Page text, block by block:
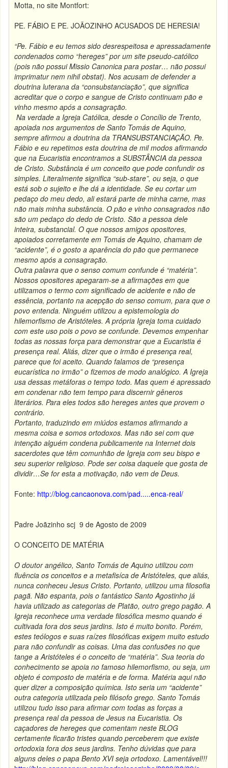
Motta, no site Montfort:
PE. FÁBIO E PE. JOÃOZINHO ACUSADOS DE HERESIA!
“Pe. Fábio e eu temos sido desrespeitosa e apressadamente
condenados como “hereges” por um site pseudo-católico
(pois não possui Missio Canonica para postar… não possui
imprimatur nem nihil obstat). Nos acusam de defender a
doutrina luterana da “consubstanciação”, que significa
acreditar que o corpo e sangue de Cristo continuam pão e
vinho mesmo após a consagração.
Na verdade a Igreja Católica, desde o Concílio de Trento,
apoiada nos argumentos de Santo Tomás de Aquino,
sempre afirmou a doutrina da TRANSUBSTANCIAÇÃO. Pe.
Fábio e eu repetimos esta doutrina de mil modos afirmando
que na Eucaristia encontramos a SUBSTÂNCIA da pessoa
de Cristo. Substância é um conceito que pode confundir os
simples. Literalmente significa “sub-stare”, ou seja, o que
está sob o sujeito e lhe dá a identidade. Se eu cortar um
pedaço do meu dedo, ali estará parte de minha carne, mas
não mais minha substância. O pão e vinho consagrados não
são um pedaço do dedo de Cristo. São a pessoa dele
inteira, substancial. O quenossos amigos opositores,
apoiados corretamente em Tomás de Aquino, chamam de
“acidente”, é o gosto a aparência do pão que permanece
mesmo após a consagração.
Outra palavra que o senso comum confunde é “matéria”.
Nossos opositores apegaram-se a afirmações em que
utilizamos o termo com significado de acidente e não de
essência, portanto na acepção do senso comum, para que o
povo entenda.Ninguém utilizou a epistemologia do
hilemorfismo de Aristóteles. A própria Igreja toma cuidado
com este uso pois o povo se confunde. Devemos empenhar
todas as nossas força para demonstrar que a Eucaristia é
presença real. Aliás, dizer que o irmão é presença real,
parece que foi aceito. Quando falamos de “presença
eucarística no irmão” o fizemos de modo analógico. A Igreja
usa dessas metáforas o tempo todo. Mas quem é apressado
em condenar não tem tempo para discernir gêneros
literários. Para eles todos são hereges antes que provem o
contrário.
Portanto, traduzindo em miúdosestamos afirmando a
mesma coisa e somos ortodoxos. Mas não sei com que
intenção alguém condena publicamente na Internet dois
sacerdotes que têm comunhão de Igreja com seu bispo e
seu superior religioso. Pode ser coisa daquele que gosta de
dividir…Se for esta a motivação, não vem de Deus.
Fonte: http://blog.cancaonova.com/pad.....enca-real/
Padre Joãzinho scj 9 de Agosto de 2009
O CONCEITO DE MATÉRIA
O doutor angélico, Santo Tomás de Aquino utilizou com
fluência os conceitos e ametafisíca de Aristóteles, que aliás,
nunca conheceu Jesus Cristo. Portanto, utilizou uma filosofia
pagã. Não espanta, pois o fantástico Santo Agostinho já
havia utilizado as categorias de Platão, outro grego pagão. A
Igreja reconhece uma verdade filosófica mesmo quando é
cultivada fora dos seus jardins. Isto é muito bonito. Porém,
estes teólogos e suas raízes filosóficas exigem muito estudo
para não confundir as coisas. Uma das confusões no que
tange a Aristóteles é o conceito de “matéria”. Sua teoria do
conhecimento se apoia no famoso hilemorfismo, ou seja, um
objeto é composto de matéria e de forma. Matéria aqui não
quer dizer a composição química. Isto seria um “acidente”
outra categoria utilizada pelo filósofo grego. Santo Tomás
utilizou tudo isso para afirmar com todas as forças a
presença real da pessoa de Jesus na Eucaristia. Os
caçadores de hereges que comentam neste BLOG
certamente ficarão tristes quando perceberem que existe
ortodoxia fora dos seus jardins. Tenho dúvidas que para
alguns deles o papa Bento XVI seja ortodoxo. Lamentável!!!